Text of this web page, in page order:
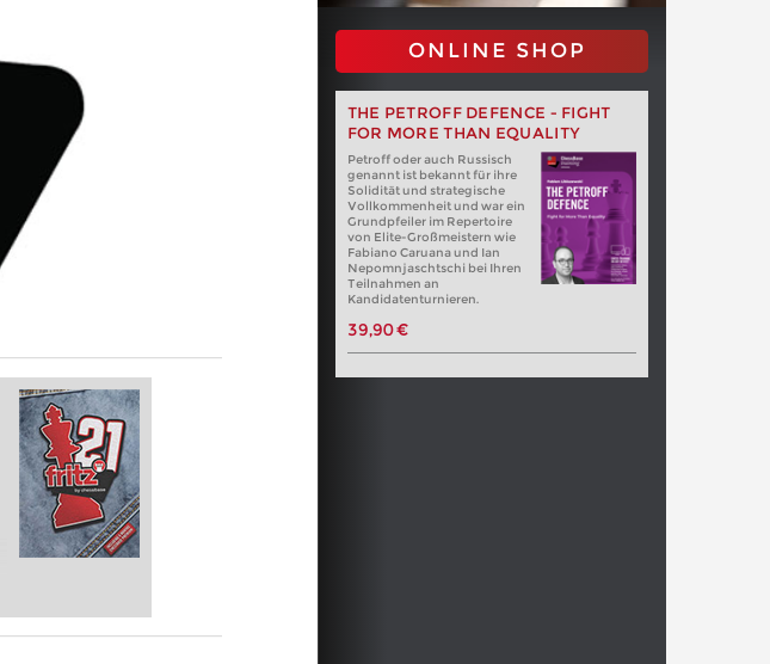
ONLINE SHOP
THE PETROFF DEFENCE - FIGHT
FOR MORE THAN EQUALITY
Petroff oder auch Russisch
genannt ist bekannt für ihre
Solidität und strategische
Vollkommenheit und war ein
Grundpfeiler im Repertoire
von Elite-Großmeistern wie
Fabiano Caruana und Ian
Nepomnjaschtschi bei Ihren
Teilnahmen an
Kandidatenturnieren.
39,90 €